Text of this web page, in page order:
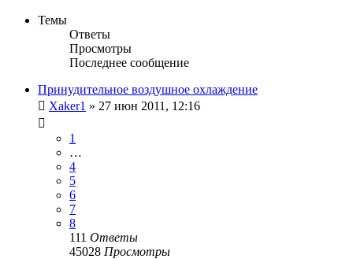
Темы
Ответы
Просмотры
Последнее сообщение
Принудительное воздушное охлаждение
Xaker1 » 27 июн 2011, 12:16
1
…
4
5
6
7
8
111 Ответы
45028 Просмотры